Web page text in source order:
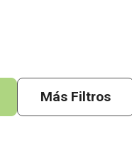
Más Filtros